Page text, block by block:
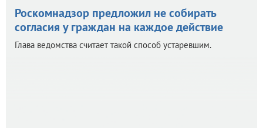
Роскомнадзор предложил не собирать
согласия у граждан на каждое действие
Глава ведомства считает такой способ устаревшим.